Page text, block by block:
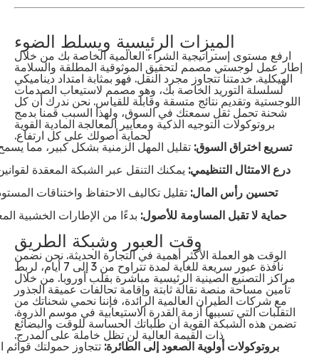
الميزات الرئيسية ويسلط الضوء
ارفع مستوى إستراتيجية الشراء العالمية الخاصة بك من خلال
إطار عمل لوجستي مصمم لتحقيق الموثوقية المطلقة والسلامة
الهيكلية. خدمتنا تتجاوز مجرد النقل. فهو بمثابة امتداد ديناميكي
لسلسلة التوريد الخاصة بك، وهو مصمم لاستيعاب الصدمات
اللوجستية وتقديم نتائج متسقة وقابلة للقياس. نحن ندرك أن كل
شحنة تحمل ثقل سمعتك في السوق، ولهذا السبب قمنا بدمج
بروتوكولات التوجيه الذكية ومعايير المعالجة المادية القوية
لحماية أصولك على كل ارتفاع.
تسريع اختراق السوق: تقليل المهل الزمنية بشكل كبير، مما
درع الامتثال التنظيمي: يمكنك التنقل عبر الشبكة المعقدة
تحسين رأس المال: تقليل تكاليف الاحتفاظ واختناقات
حماية لا تقبل المساومة للأصول: بدءًا من الإطارات الخشبية
وقت العبور وشبكة الطريق
الوقت هو العملة الأكثر أهمية في التجارة الحديثة. نحن نضمن
نافذة عبور سريعة للغاية لمدة تتراوح من 3 إلى 7 أيام، لربط
مراكز التصنيع الصينية الرئيسية مباشرة بقلب أوروبا. من خلال
تأمين مساحة منصة نقالة ثابتة وإقامة تحالفات عميقة الجذور
مع شركات الطيران العالمية الرائدة، فإننا نحمي شحناتك من
التقلبات التي تسببها أزمة القدرة الاستيعابية في موسم الذروة.
تضمن هذه الشبكة القوية أن طلباتك الحساسة للوقت والبضائع
ذات القيمة العالية لن تظل خاملة على المدرج.
بروتوكولات أولوية الصعود إلى الطائرة: تتجاوز حمولتك قوائم